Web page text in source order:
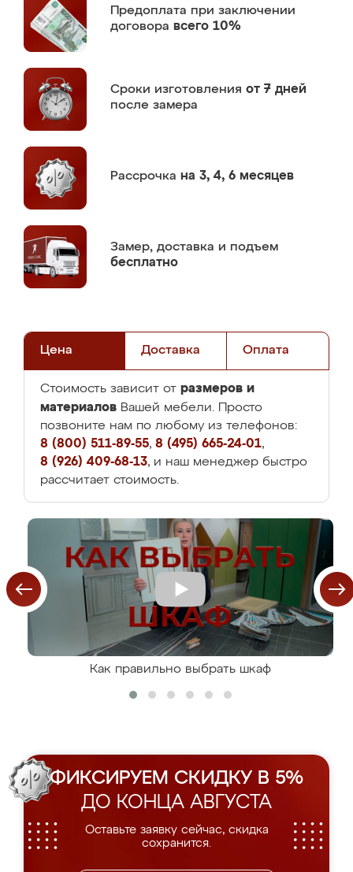
Предоплата при заключении
договора всего 10%
Сроки изготовления от 7 дней
после замера
Рассрочка на 3, 4, 6 месяцев
Замер, доставка и подъем
бесплатно
Цена Доставка Оплата
Стоимость зависит от размеров и
материалов Вашей мебели. Просто
позвоните нам по любому из телефонов:
8 (800) 511-89-55, 8 (495) 665-24-01,
8 (926) 409-68-13, и наш менеджер быстро
рассчитает стоимость.
Как правильно выбрать шкаф
ФИКСИРУЕМ СКИДКУ В 5%
ДО КОНЦА АВГУСТА
Оставьте заявку сейчас, скидка
сохранится.